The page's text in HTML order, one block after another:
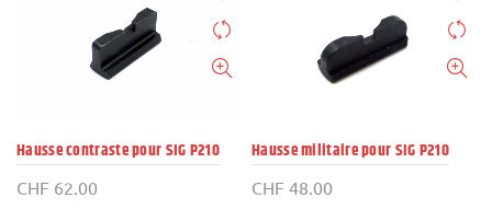
Hausse contraste pour SIG P210
CHF 62.00
Hausse militaire pour SIG P210
CHF 48.00